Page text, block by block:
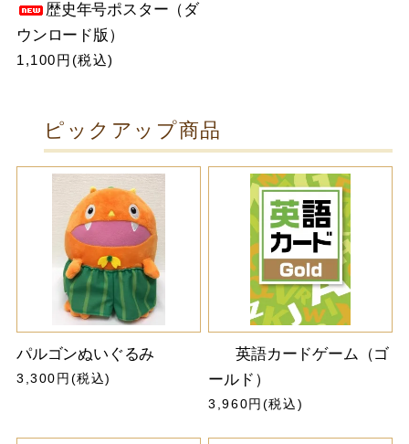
歴史年号ポスター（ダ
ウンロード版）
1,100円(税込)
ピックアップ商品
パルゴンぬいぐるみ
3,300円(税込)
英語カードゲーム（ゴ
ールド）
3,960円(税込)